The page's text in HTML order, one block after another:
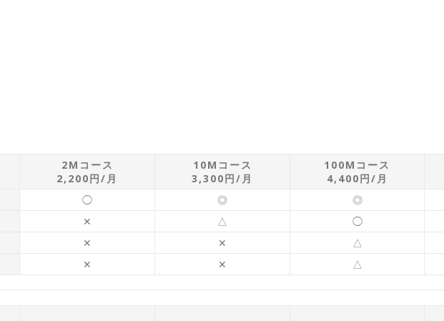
2Mコース
2,200円/月
10Mコース
3,300円/月
100Mコース
4,400円/月
◯ ◎ ◎
✕ △ ◯
✕ ✕ △
✕ ✕ △